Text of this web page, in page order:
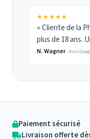
★★★★★
« Cliente de la
plus de 18 ans.
N. Wagner Avis
Paiement sécurisé
Livraison offerte